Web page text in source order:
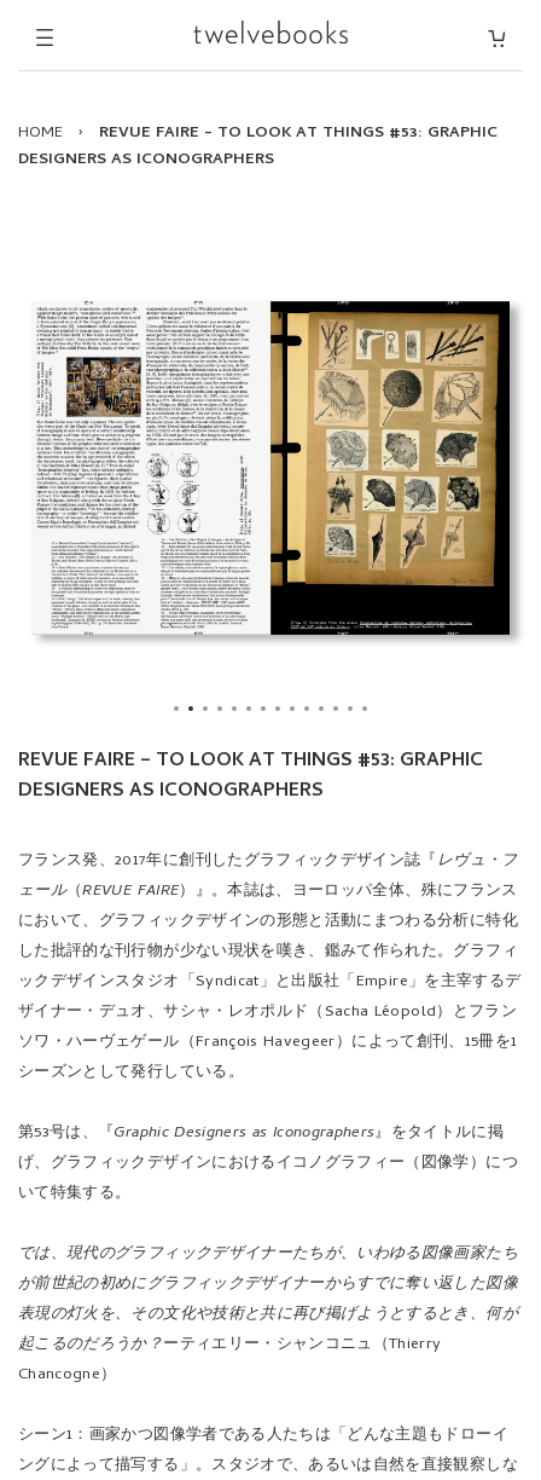
HOME ›
REVUE FAIRE – TO LOOK AT THINGS #53: GRAPHIC
DESIGNERS AS ICONOGRAPHERS
REVUE FAIRE – TO LOOK AT THINGS #53: GRAPHIC
DESIGNERS AS ICONOGRAPHERS
フランス発、2017年に創刊したグラフィックデザイン誌『レヴュ・フ
ェール（REVUE FAIRE）』。本誌は、ヨーロッパ全体、殊にフランス
において、グラフィックデザインの形態と活動にまつわる分析に特化
した批評的な刊行物が少ない現状を嘆き、鑑みて作られた。グラフィ
ックデザインスタジオ「Syndicat」と出版社「Empire」を主宰するデ
ザイナー・デュオ、サシャ・レオポルド（Sacha Léopold）とフラン
ソワ・ハーヴェゲール（François Havegeer）によって創刊、15冊を1
シーズンとして発行している。
第53号は、『Graphic Designers as Iconographers』をタイトルに掲
げ、グラフィックデザインにおけるイコノグラフィー（図像学）につ
いて特集する。
では、現代のグラフィックデザイナーたちが、いわゆる図像画家たち
が前世紀の初めにグラフィックデザイナーからすでに奪い返した図像
表現の灯火を、その文化や技術と共に再び掲げようとするとき、何が
起こるのだろうか？ーティエリー・シャンコニュ（Thierry
Chancogne）
シーン1：画家かつ図像学者である人たちは「どんな主題もドローイ
ングによって描写する」。スタジオで、あるいは自然を直接観察しな